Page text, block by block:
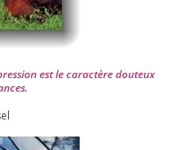
est le carac­tère dou­teux